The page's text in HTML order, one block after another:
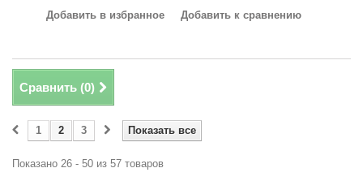
Добавить в избранное Добавить к сравнению
Сравнить (0)
Показать все
1 2 3
Показано 26 - 50 из 57 товаров